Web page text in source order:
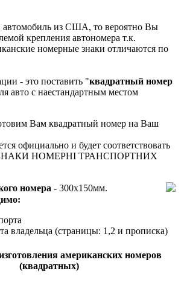
из США, то вероятно Вы
крепления автономера т.к.
номерные знаки отличаются по
- это поставить "квадратный номер
авто с наестандартным местом
Вам квадратный номер на Ваш
официально и будет соответствовать
ЗНАКИ НОМЕРНI ТРАНСПОРТНИХ
номера - 300х150мм.
владельца (страницы: 1,2 и прописка)
американских номеров
(квадратных)